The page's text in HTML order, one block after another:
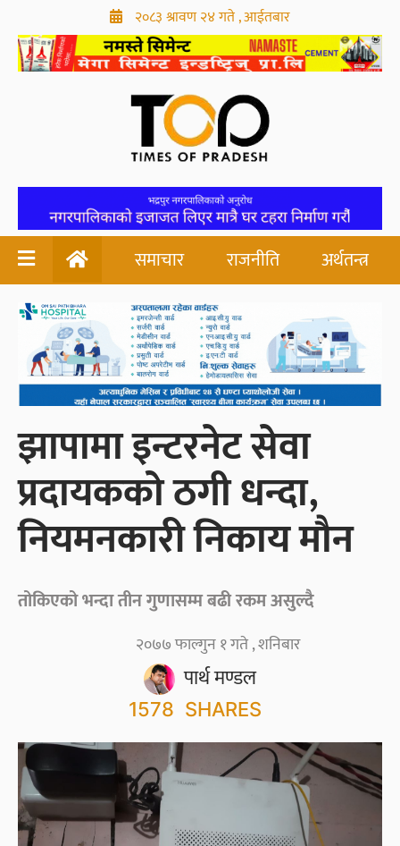
२०८३ श्रावण २४ गते , आईतबार
समाचार राजनीति अर्थतन्त्र
झापामा इन्टरनेट सेवा
प्रदायकको ठगी धन्दा,
नियमनकारी निकाय मौन
तोकिएको भन्दा तीन गुणासम्म बढी रकम असुल्दै
पार्थ मण्डल
२०७७ फाल्गुन १ गते , शनिबार
1578 SHARES